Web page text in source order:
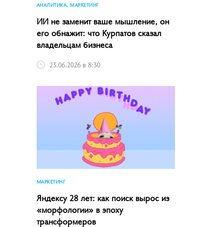
АНАЛИТИКА, МАРКЕТИНГ
ИИ не заменит ваше мышление, он
его обнажит: что Курпатов сказал
владельцам бизнеса
23.06.2026 в 8:30
МАРКЕТИНГ
Яндексу 28 лет: как поиск вырос из
«морфологии» в эпоху
трансформеров